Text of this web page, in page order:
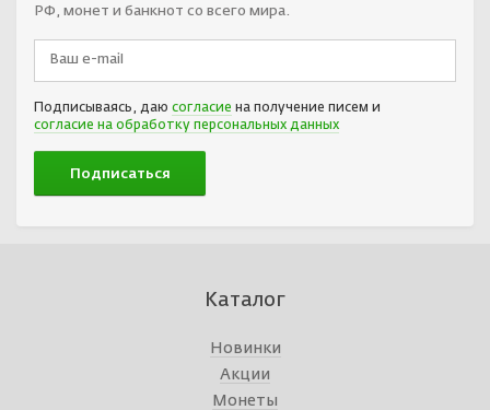
РФ, монет и банкнот со всего мира.
Подписываясь, даю согласие на получение писем и
согласие на обработку персональных данных
Каталог
Новинки
Акции
Монеты